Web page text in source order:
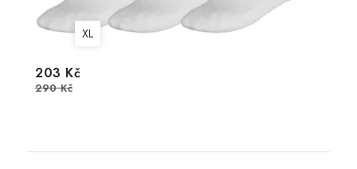
XL
203 Kč
290 Kč